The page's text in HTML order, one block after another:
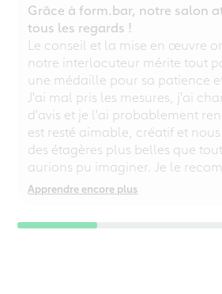
Grâce à form.bar, notre salon
tous les regards !
Le conseil et la mise en œuvre
notre interlocuteur mérite tout
une médaille pour sa patience
J'ai mal pris les mesures, j'ai
d'avis et je l'ai probablement
est resté aimable, créatif et
des étagères plus belles que
aurions pu imaginer. Je le
réserve, même aux
Apprendre encore plus